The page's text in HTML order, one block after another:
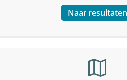
Naar resultaten
map